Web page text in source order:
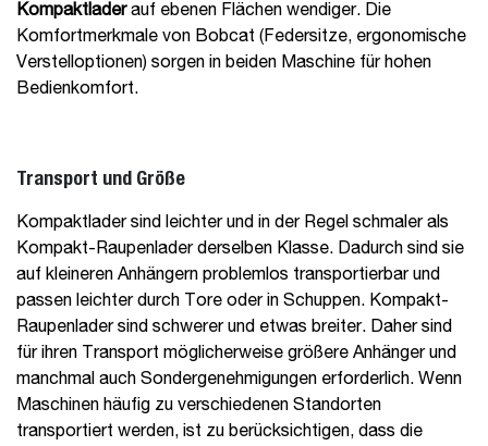
Kompaktladerauf ebenen Flächen wendiger. Die
Komfortmerkmale von Bobcat (Federsitze, ergonomische
Verstelloptionen) sorgen in beiden Maschine für hohen
Bedienkomfort.
Transport und Größe
Kompaktlader sind leichter und in der Regel schmaler als
Kompakt-Raupenlader derselben Klasse. Dadurch sind sie
auf kleineren Anhängern problemlos transportierbar und
passen leichter durch Tore oder in Schuppen. Kompakt-
Raupenlader sind schwerer und etwas breiter. Daher sind
für ihren Transport möglicherweise größere Anhänger und
manchmal auch Sondergenehmigungen erforderlich. Wenn
Maschinen häufig zu verschiedenen Standorten
transportiert werden, ist zu berücksichtigen, dass die